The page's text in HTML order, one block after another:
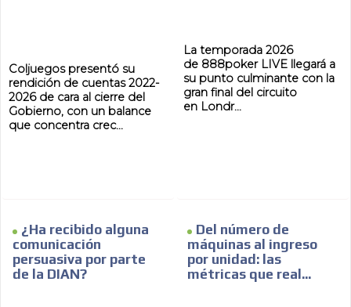
Coljuegos presentó su
rendición de cuentas 2022-
2026 de cara al cierre del
Gobierno, con un balance
que concentra crec...
La temporada 2026
de 888poker LIVE llegará a
su punto culminante con la
gran final del circuito
en Londr...
¿Ha recibido alguna
comunicación
persuasiva por parte
de la DIAN?
Del número de
máquinas al ingreso
por unidad: las
métricas que real...